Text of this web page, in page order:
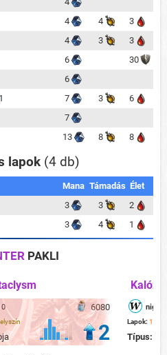
4 4
3
4 3
3
6
30
6
7 3
6
7
13 8 8
lapok (4 db)
Mana Támadás Élet
3 3
2
3 4 1
PAKLI
6080
0
2 Lapok: 18
Típus: